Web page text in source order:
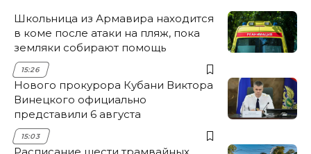
Школьница из Армавира находится
в коме после атаки на пляж, пока
земляки собирают помощь
15:26
Нового прокурора Кубани Виктора
Винецкого официально
представили 6 августа
15:03
Расписание шести трамвайных